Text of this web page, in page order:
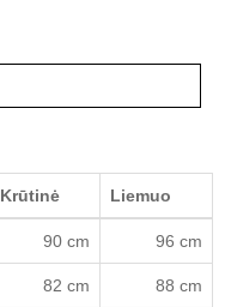
Krūtinė Liemuo
90 cm 96 cm
82 cm 88 cm